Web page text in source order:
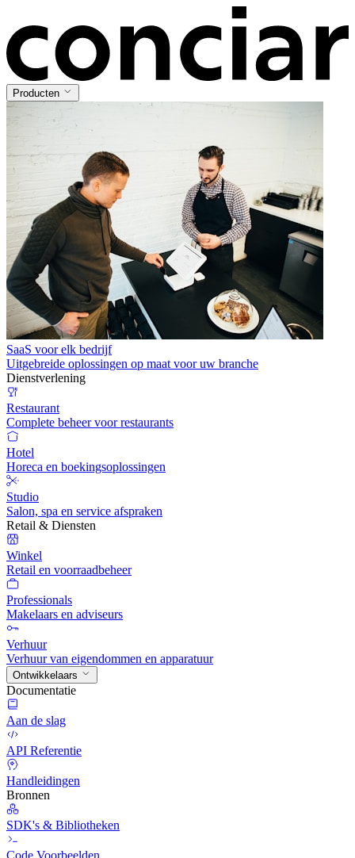
Producten
SaaS voor elk bedrijf
Uitgebreide oplossingen op maat voor uw branche
Dienstverlening
Restaurant
Complete beheer voor restaurants
Hotel
Horeca en boekingsoplossingen
Studio
Salon, spa en service afspraken
Retail & Diensten
Winkel
Retail en voorraadbeheer
Professionals
Makelaars en adviseurs
Verhuur
Verhuur van eigendommen en apparatuur
Ontwikkelaars
Documentatie
Aan de slag
API Referentie
Handleidingen
Bronnen
SDK's & Bibliotheken